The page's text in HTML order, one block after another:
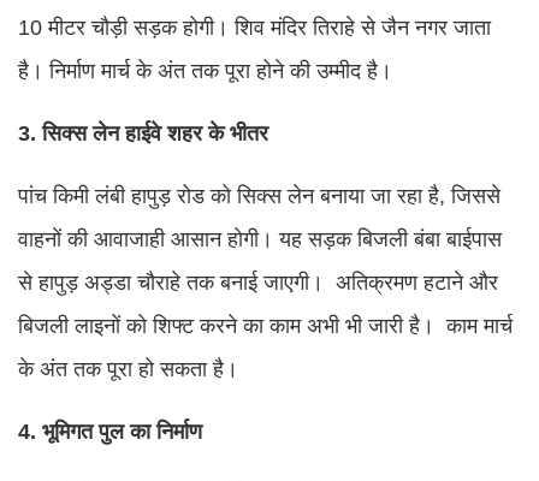
10 मीटर चौड़ी सड़क होगी। शिव मंदिर तिराहे से जैन नगर जाता
है। निर्माण मार्च के अंत तक पूरा होने की उम्मीद है।
3. सिक्स लेन हाईवे शहर के भीतर
पांच किमी लंबी हापुड़ रोड को सिक्स लेन बनाया जा रहा है, जिससे
वाहनों की आवाजाही आसान होगी। यह सड़क बिजली बंबा बाईपास
से हापुड़ अड्डा चौराहे तक बनाई जाएगी। अतिक्रमण हटाने और
बिजली लाइनों को शिफ्ट करने का काम अभी भी जारी है। काम मार्च
के अंत तक पूरा हो सकता है।
4. भूमिगत पुल का निर्माण